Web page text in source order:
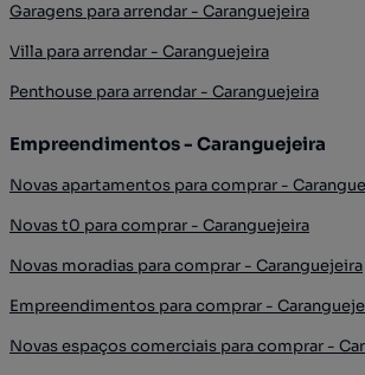
Garagens para arrendar - Caranguejeira
Villa para arrendar - Caranguejeira
Penthouse para arrendar - Caranguejeira
Empreendimentos - Caranguejeira
Novas apartamentos para comprar -
Novas t0 para comprar - Caranguejeira
Novas moradias para comprar - Caranguejeira
Empreendimentos para comprar -
Novas espaços comerciais para comprar -